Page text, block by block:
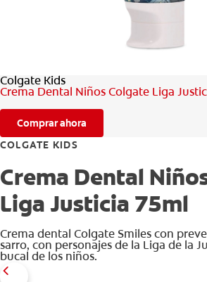
Colgate Kids
Crema Dental Niños Colgate Liga
Comprar ahora
COLGATE KIDS
Crema Dental
Liga Justicia 75ml
Crema dental Colgate Smiles con
sarro, con personajes de la Liga de la
bucal de los niños.